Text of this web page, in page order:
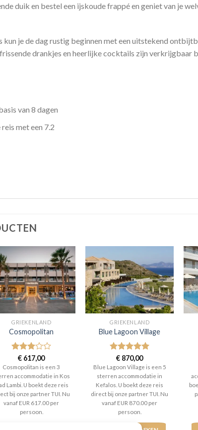
duik en bestel een ijskoude frappé en geniet van je
kun je de dag rustig beginnen met een uitstekend
drankjes en heerlijke cocktails zijn verkrijgbaar
van 8 dagen
met een 7.2
GRIEKENLAND
Cosmopolitan
Gewaardeerd
3uit 5
€ 617,00
Cosmopolitan is een 3
accommodatie in Kos
Lambi. U boekt deze reis
bij onze partner TUI. Nu
vanaf EUR 617.00 per
persoon.
GRIEKENLAND
Blue Lagoon Village
Gewaardeerd
5uit 5
€ 870,00
Blue Lagoon Village is een 5
sterren accommodatie in
Kefalos. U boekt deze reis
direct bij onze partner TUI. Nu
vanaf EUR 870.00 per
persoon.